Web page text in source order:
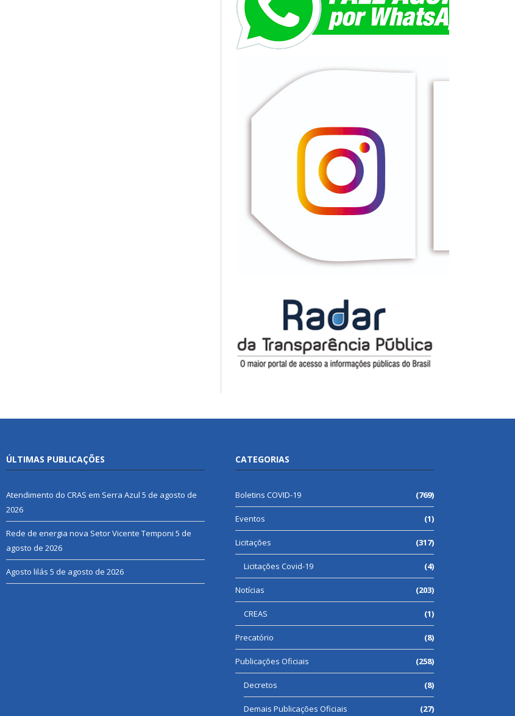
ÚLTIMAS PUBLICAÇÕES
Atendimento do CRAS em Serra Azul 5 de agosto de
2026
Rede de energia nova Setor Vicente Temponi 5 de
agosto de 2026
Agosto lilás 5 de agosto de 2026
CATEGORIAS
Boletins COVID-19 (769)
Eventos (1)
Licitações (317)
Licitações Covid-19 (4)
Notícias (203)
CREAS (1)
Precatório (8)
Publicações Oficiais (258)
Decretos (8)
Demais Publicações Oficiais (27)